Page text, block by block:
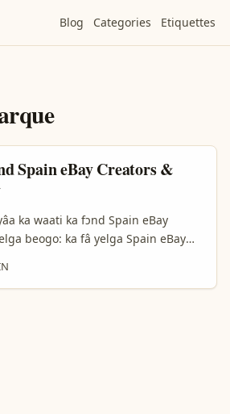
Blog Categories Etiquettes
Spain eBay Creators &
ka waati ka fɔnd Spain eBay
beogo: ka fâ yelga Spain eBay
ya yeef yaama ni tiiga zaama?
bã ka bon yaare. Burkina Faso
fo ka sôgo zaare yiid a fo ka